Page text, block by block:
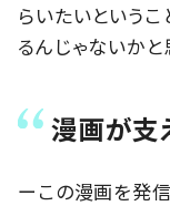
らいたいというこ
るんじゃないかと
漫画が支
ーこの漫画を発